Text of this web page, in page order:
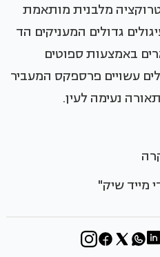
מלבנית מותאמת
גדולים המעניקים הד
באמצעות ספוטים
עשויים פרספקס המעביר
נעימה לעין.